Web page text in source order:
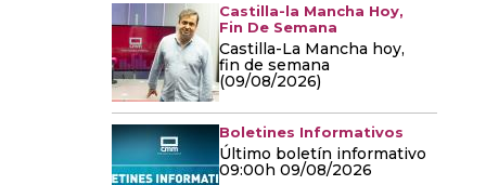
Castilla-la Mancha Hoy,
Fin De Semana
Castilla-La Mancha hoy,
fin de semana
(09/08/2026)
Boletines Informativos
Último boletín informativo
09:00h 09/08/2026